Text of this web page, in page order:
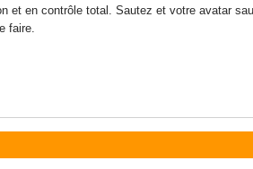
et en contrôle total. Sautez et votre avatar
faire.